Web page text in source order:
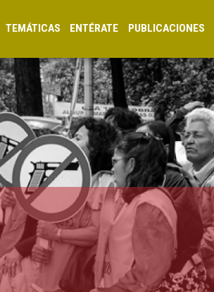
TEMÁTICAS ENTÉRATE PUBLICACIONES